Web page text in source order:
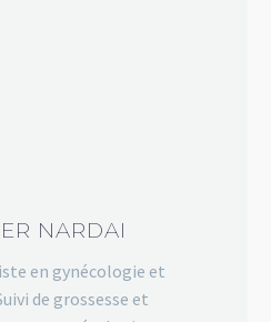
NARDAI
en gynécologie et
de grossesse et